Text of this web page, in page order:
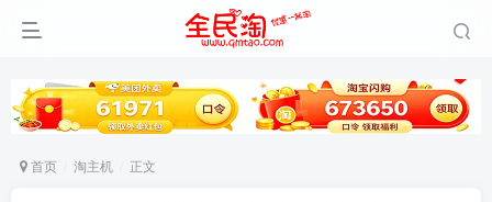
首页 淘主机 正文